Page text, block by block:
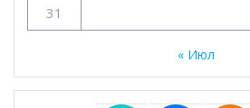
31
« Июл